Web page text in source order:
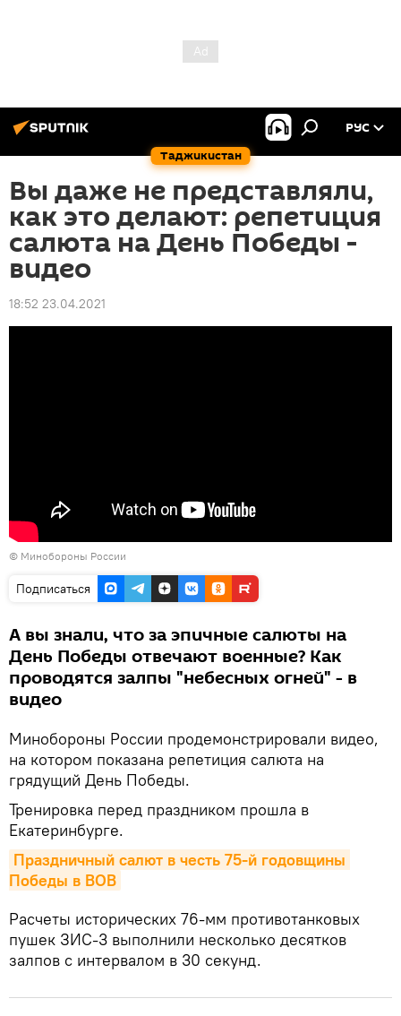
Таджикистан
РУС
Вы даже не представляли,
как это делают: репетиция
салюта на День Победы -
видео
18:52 23.04.2021
© Минобороны России
Подписаться
А вы знали, что за эпичные салюты на
День Победы отвечают военные? Как
проводятся залпы "небесных огней" - в
видео
Минобороны России продемонстрировали видео,
на котором показана репетиция салюта на
грядущий День Победы.
Тренировка перед праздником прошла в
Екатеринбурге.
Праздничный салют в честь 75-й годовщины
Победы в ВОВ
Расчеты исторических 76-мм противотанковых
пушек ЗИС-3 выполнили несколько десятков
залпов с интервалом в 30 секунд.